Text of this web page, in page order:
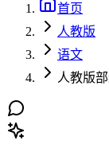
首页
人教版
语文
人教版